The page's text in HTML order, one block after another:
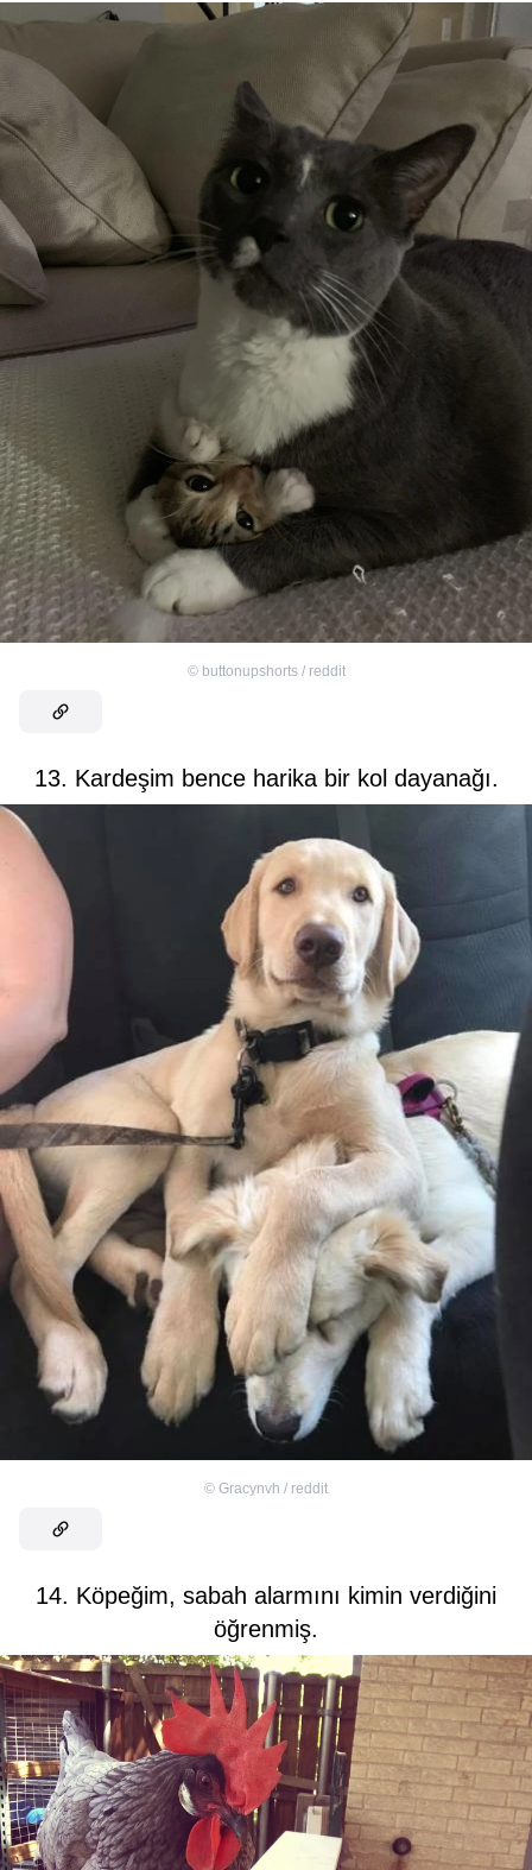
© buttonupshorts / reddit
13. Kardeşim bence harika bir kol dayanağı.
© Gracynvh / reddit
14. Köpeğim, sabah alarmını kimin verdiğini
öğrenmiş.